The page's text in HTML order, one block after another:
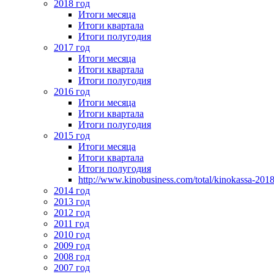
2018 год
Итоги месяца
Итоги квартала
Итоги полугодия
2017 год
Итоги месяца
Итоги квартала
Итоги полугодия
2016 год
Итоги месяца
Итоги квартала
Итоги полугодия
2015 год
Итоги месяца
Итоги квартала
Итоги полугодия
http://www.kinobusiness.com/total/kinokassa-
2014 год
2013 год
2012 год
2011 год
2010 год
2009 год
2008 год
2007 год